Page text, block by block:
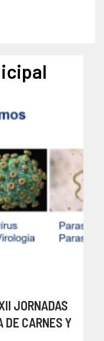
JORNADAS
DE CARNES Y